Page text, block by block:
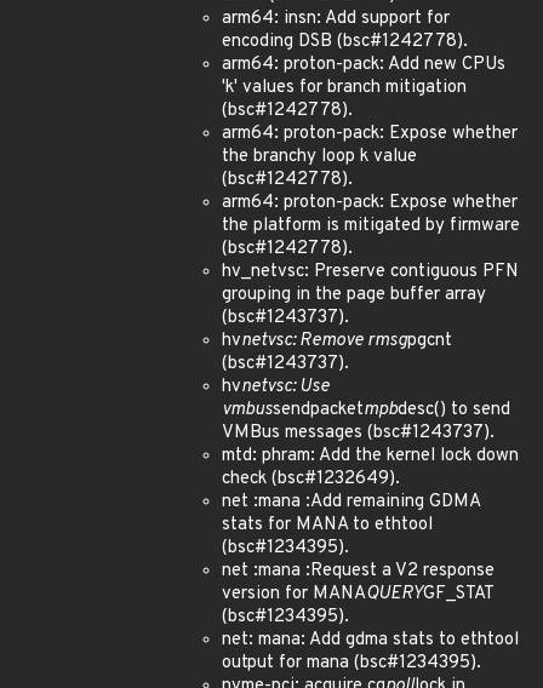
arm64: insn: Add support for
encoding DSB (bsc#1242778).
arm64: proton-pack: Add new CPUs
'k' values for branch mitigation
(bsc#1242778).
arm64: proton-pack: Expose whether
the branchy loop k value
(bsc#1242778).
arm64: proton-pack: Expose whether
the platform is mitigated by firmware
(bsc#1242778).
hv_netvsc: Preserve contiguous PFN
grouping in the page buffer array
(bsc#1243737).
hvnetvsc: Remove rmsgpgcnt
(bsc#1243737).
hvnetvsc: Use
vmbussendpacketmpbdesc() to send
VMBus messages (bsc#1243737).
mtd: phram: Add the kernel lock down
check (bsc#1232649).
net :mana :Add remaining GDMA
stats for MANA to ethtool
(bsc#1234395).
net :mana :Request a V2 response
version for MANAQUERYGF_STAT
(bsc#1234395).
net: mana: Add gdma stats to ethtool
output for mana (bsc#1234395).